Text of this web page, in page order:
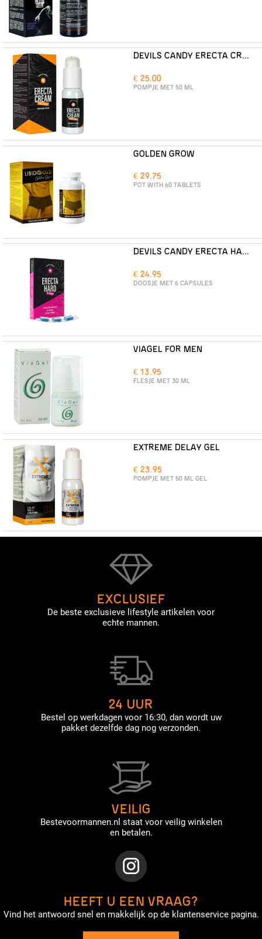
DEVILS CANDY ERECTA CREAM
€ 25.00
POMPJE MET 50 ML
GOLDEN GROW
€ 29.75
POT WITH 60 TABLETS
DEVILS CANDY ERECTA HARD
€ 24.95
DOOSJE MET 6 CAPSULES
VIAGEL FOR MEN
€ 13.95
FLESJE MET 30 ML
EXTREME DELAY GEL
€ 23.95
POMPJE MET 50 ML GEL
EXCLUSIEF
De beste exclusieve lifestyle artikelen voor
echte mannen.
24 UUR
Bestel op werkdagen voor 16:30, dan wordt uw
pakket dezelfde dag nog verzonden.
VEILIG
Bestevoormannen.nl staat voor veilig winkelen
en betalen.
HEEFT U EEN VRAAG?
Vind het antwoord snel en makkelijk op de klantenservice pagina.